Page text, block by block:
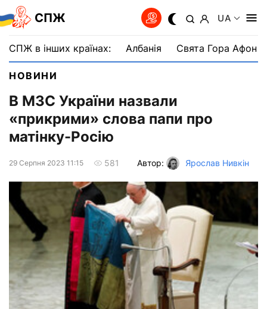
СПЖ UA
СПЖ в інших країнах: Албанія Свята Гора Афон
НОВИНИ
В МЗС України назвали
«прикрими» слова папи про
матінку-Росію
29 Серпня 2023 11:15 581 Автор: Ярослав Нивкін